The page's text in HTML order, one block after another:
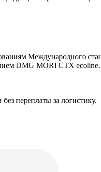
Международного
DMG MORI CTX ecoline.
переплаты за логистику.